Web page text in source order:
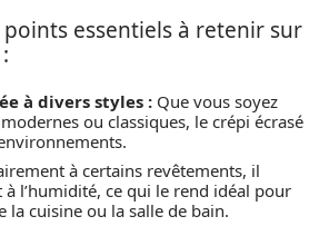
essentiels à retenir sur
à divers styles : Que vous soyez
ou classiques, le crépi écrasé
à certains revêtements, il
à l’humidité, ce qui le rend idéal pour
la cuisine ou la salle de bain.